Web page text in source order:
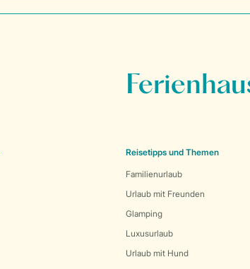
Reisetipps und Themen
Familienurlaub
Urlaub mit Freunden
Glamping
Luxusurlaub
Urlaub mit Hund